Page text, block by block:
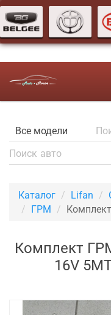
Каталог Lifan
ГРМ
Комплект
16V